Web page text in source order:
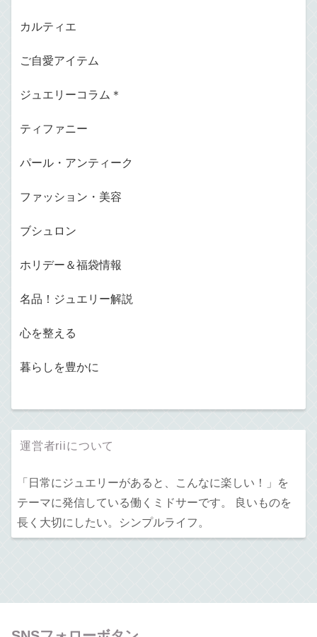
カルティエ
ご自愛アイテム
ジュエリーコラム＊
ティファニー
パール・アンティーク
ファッション・美容
ブシュロン
ホリデー＆福袋情報
名品！ジュエリー解説
心を整える
暮らしを豊かに
運営者riiについて
「日常にジュエリーがあると、こんなに楽しい！」を
テーマに発信している働くミドサーです。 良いものを
長く大切にしたい。シンプルライフ。